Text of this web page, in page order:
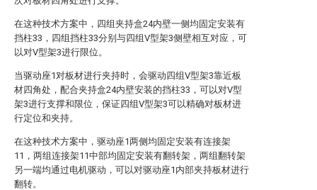
在这种技术方案中，四组夹持盒24内壁一侧均固定安装有
挡柱33，四组挡柱33分别与四组V型架3侧壁相互对应，可
以对V型架3进行限位。
当驱动座1对板材进行夹持时，会驱动四组V型架3靠近板
材四角处，配合夹持盒24内壁安装的挡柱33，可以对V型
架3进行支撑和限位，保证四组V型架3可以精确对板材进
行定位和夹持。
在这种技术方案中，驱动座1两侧均固定安装有连接架
11，两组连接架11中部均固定安装有翻转架，两组翻转架
另一端均通过电机驱动，可以对驱动座1内部夹持板材进行
翻转。